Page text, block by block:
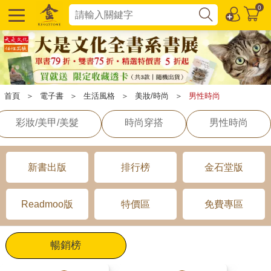
0
首頁 ＞ 電子書 ＞ 生活風格 ＞ 美妝/時尚 ＞ 男性時尚
彩妝/美甲/美髮 時尚穿搭 男性時尚
新書出版 排行榜 金石堂版
Readmoo版 特價區 免費專區
暢銷榜